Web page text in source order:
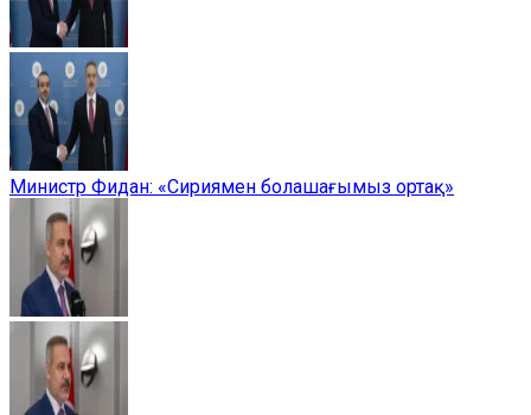
Министр Фидан: «Сириямен болашағымыз ортақ»